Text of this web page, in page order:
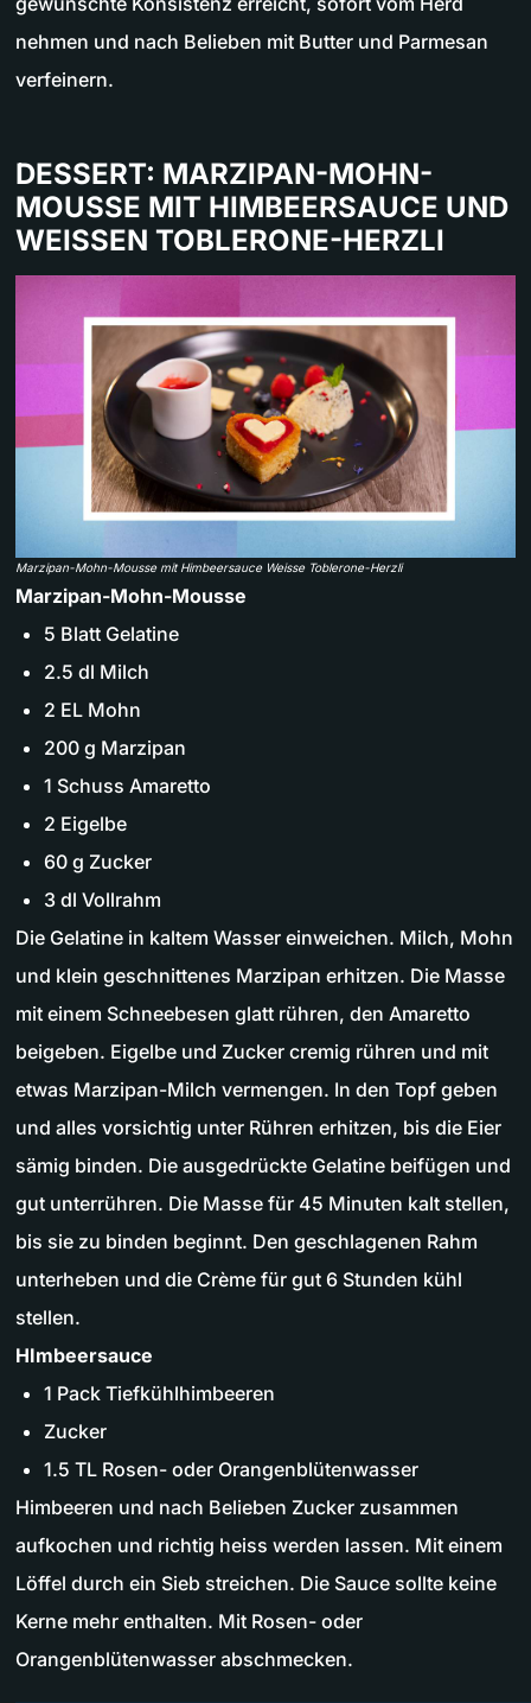
nehmen und nach Belieben mit Butter und Parmesan
verfeinern.
DESSERT: MARZIPAN-MOHN-
MOUSSE MIT HIMBEERSAUCE UND
WEISSEN TOBLERONE-HERZLI
Marzipan-Mohn-Mousse mit Himbeersauce Weisse Toblerone-Herzli
Marzipan-Mohn-Mousse
5 Blatt Gelatine
2.5 dl Milch
2 EL Mohn
200 g Marzipan
1 Schuss Amaretto
2 Eigelbe
60 g Zucker
3 dl Vollrahm
Die Gelatine in kaltem Wasser einweichen. Milch, Mohn
und klein geschnittenes Marzipan erhitzen. Die Masse
mit einem Schneebesen glatt rühren, den Amaretto
beigeben. Eigelbe und Zucker cremig rühren und mit
etwas Marzipan-Milch vermengen. In den Topf geben
und alles vorsichtig unter Rühren erhitzen, bis die Eier
sämig binden. Die ausgedrückte Gelatine beifügen und
gut unterrühren. Die Masse für 45 Minuten kalt stellen,
bis sie zu binden beginnt. Den geschlagenen Rahm
unterheben und die Crème für gut 6 Stunden kühl
stellen.
HImbeersauce
1 Pack Tiefkühlhimbeeren
Zucker
1.5 TL Rosen- oder Orangenblütenwasser
Himbeeren und nach Belieben Zucker zusammen
aufkochen und richtig heiss werden lassen. Mit einem
Löffel durch ein Sieb streichen. Die Sauce sollte keine
Kerne mehr enthalten. Mit Rosen- oder
Orangenblütenwasser abschmecken.